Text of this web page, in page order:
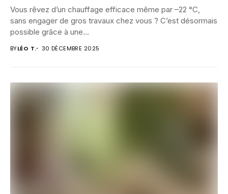
Vous rêvez d’un chauffage efficace même par –22 °C,
sans engager de gros travaux chez vous ? C’est désormais
possible grâce à une...
BYLÉO T. 30 DÉCEMBRE 2025